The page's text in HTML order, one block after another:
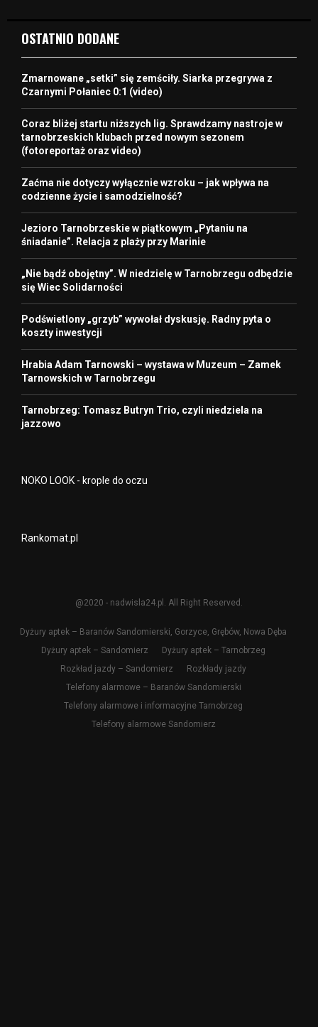
OSTATNIO DODANE
Zmarnowane „setki” się zemściły. Siarka przegrywa z
Czarnymi Połaniec 0:1 (video)
Coraz bliżej startu niższych lig. Sprawdzamy nastroje w
tarnobrzeskich klubach przed nowym sezonem
(fotoreportaż oraz video)
Zaćma nie dotyczy wyłącznie wzroku – jak wpływa na
codzienne życie i samodzielność?
Jezioro Tarnobrzeskie w piątkowym „Pytaniu na
śniadanie”. Relacja z plaży przy Marinie
„Nie bądź obojętny”. W niedzielę w Tarnobrzegu odbędzie
się Wiec Solidarności
Podświetlony „grzyb” wywołał dyskusję. Radny pyta o
koszty inwestycji
Hrabia Adam Tarnowski – wystawa w Muzeum – Zamek
Tarnowskich w Tarnobrzegu
Tarnobrzeg: Tomasz Butryn Trio, czyli niedziela na
jazzowo
NOKO LOOK - krople do oczu
Rankomat.pl
@2020 - nadwisla24.pl. All Right Reserved.
Dyżury aptek – Baranów Sandomierski, Gorzyce, Grębów, Nowa Dęba
Dyżury aptek – Sandomierz
Dyżury aptek – Tarnobrzeg
Rozkład jazdy – Sandomierz
Rozkłady jazdy
Telefony alarmowe – Baranów Sandomierski
Telefony alarmowe i informacyjne Tarnobrzeg
Telefony alarmowe Sandomierz